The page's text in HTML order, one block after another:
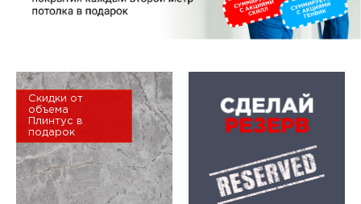
Скидки от
объема
Плинтус в
подарок